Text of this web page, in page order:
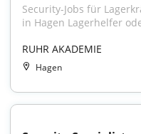
Security-Jobs für
in Hagen Lagerhelfer
RUHR AKADEMIE
Hagen